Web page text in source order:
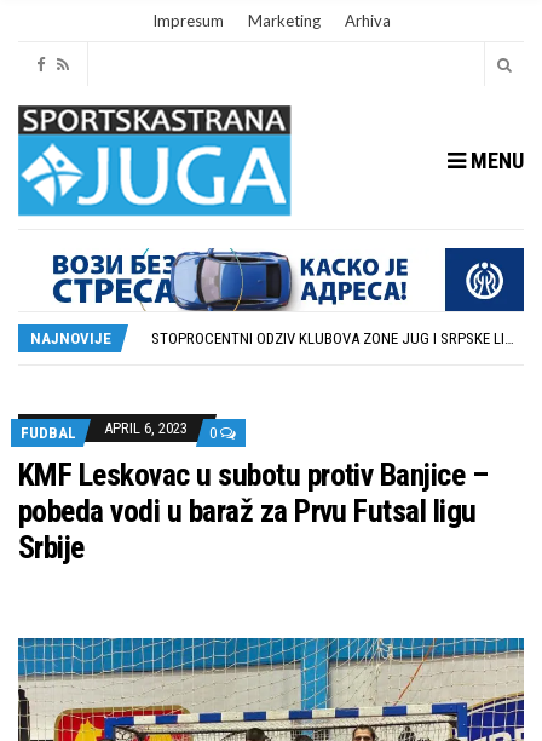
Impresum Marketing Arhiva
MENU
NAJNOVIJE
FUDBAL
APRIL 6, 2023 0
KMF Leskovac u subotu protiv Banjice –
pobeda vodi u baraž za Prvu Futsal ligu
Srbije